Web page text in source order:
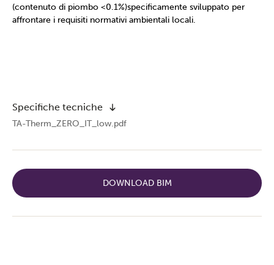
(contenuto di piombo <0.1%)specificamente sviluppato per
affrontare i requisiti normativi ambientali locali.
Specifiche tecniche
TA-Therm_ZERO_IT_low.pdf
DOWNLOAD BIM